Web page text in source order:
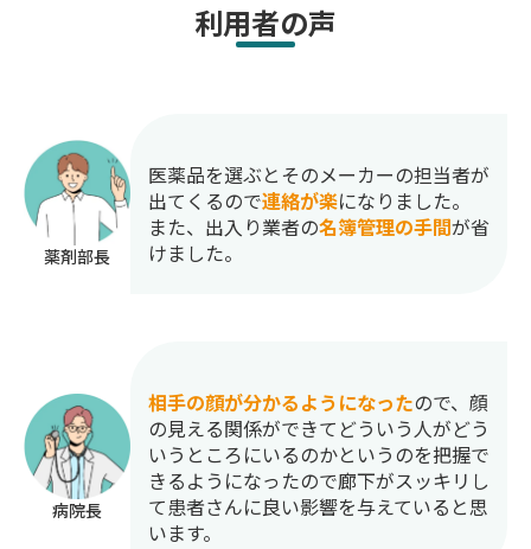
利用者の声
薬剤部長
医薬品を選ぶとそのメーカーの担当者が
出てくるので連絡が楽になりました。
また、出入り業者の名簿管理の手間が省
けました。
病院長
相手の顔が分かるようになったので、顔
の見える関係ができてどういう人がどう
いうところにいるのかというのを把握で
きるようになったので廊下がスッキリし
て患者さんに良い影響を与えていると思
います。